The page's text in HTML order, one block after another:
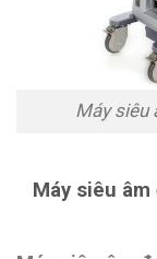
Máy siêu
Máy siêu